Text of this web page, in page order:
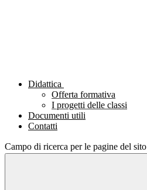
Didattica
Offerta formativa
I progetti delle classi
Documenti utili
Contatti
Campo di ricerca per le pagine del sito